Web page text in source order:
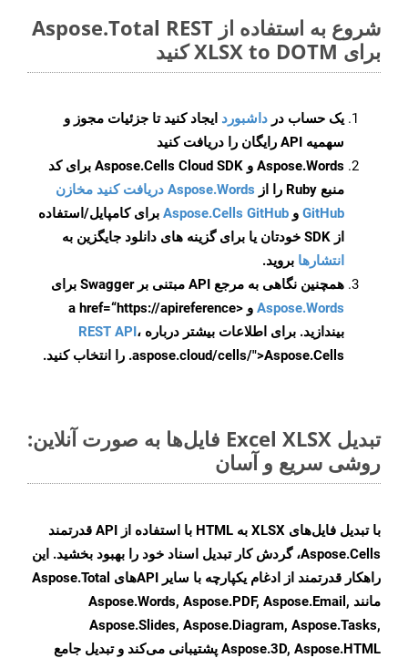
شروع به استفاده از Aspose.Total REST
برای XLSX to DOTM کنید
یک حساب در داشبورد ایجاد کنید تا جزئیات مجوز و
سهمیه API رایگان را دریافت کنید
Aspose.Words و Aspose.Cells Cloud SDK برای کد
منبع Ruby را از
Aspose.Words دریافت کنید مخازن
GitHub و Aspose.Cells GitHub برای کامپایل/استفاده
از SDK خودتان یا برای گزینه های دانلود جایگزین به
انتشارها بروید.
همچنین نگاهی به مرجع API مبتنی بر Swagger برای
Aspose.Words
و <a href=“https://apireference
بیندازید. برای اطلاعات بیشتر درباره REST API،
.aspose.cloud/cells/">Aspose.Cells را انتخاب کنید.
تبدیل Excel XLSX فایل‌ها به صورت آنلاین:
روشی سریع و آسان
با تبدیل فایل‌های XLSX به HTML با استفاده از API قدرتمند
Aspose.Cells، گردش کار تبدیل اسناد خود را بهبود بخشید. این
راهکار قدرتمند از ادغام یکپارچه با سایر APIهای Aspose.Total
مانند Aspose.Words, Aspose.PDF, Aspose.Email,
Aspose.Slides, Aspose.Diagram, Aspose.Tasks,
Aspose.3D, Aspose.HTML پشتیبانی می‌کند و تبدیل جامع